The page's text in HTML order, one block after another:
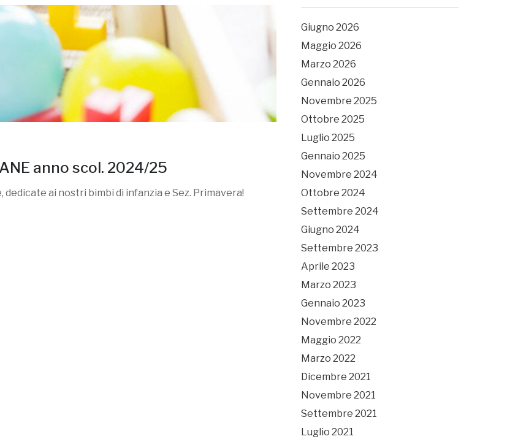
anno scol. 2024/25
ai nostri bimbi di infanzia e Sez. Primavera!
Giugno 2026
Maggio 2026
Marzo 2026
Gennaio 2026
Novembre 2025
Ottobre 2025
Luglio 2025
Gennaio 2025
Novembre 2024
Ottobre 2024
Settembre 2024
Giugno 2024
Settembre 2023
Aprile 2023
Marzo 2023
Gennaio 2023
Novembre 2022
Maggio 2022
Marzo 2022
Dicembre 2021
Novembre 2021
Settembre 2021
Luglio 2021